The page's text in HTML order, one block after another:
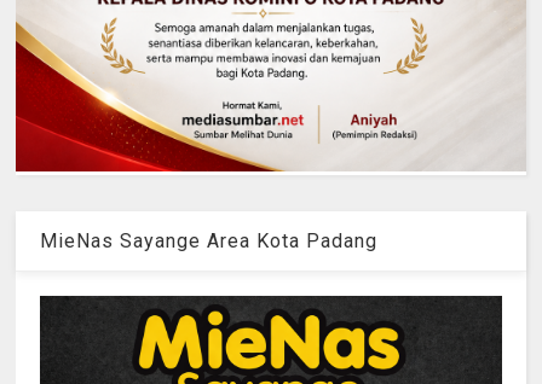
MieNas Sayange Area Kota Padang